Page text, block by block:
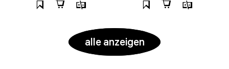
alle anzeigen